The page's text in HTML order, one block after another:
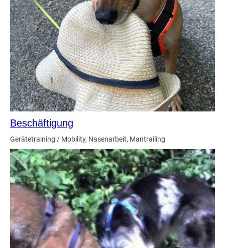
Beschäftigung
Gerätetraining / Mobility, Nasenarbeit, Mantrailing